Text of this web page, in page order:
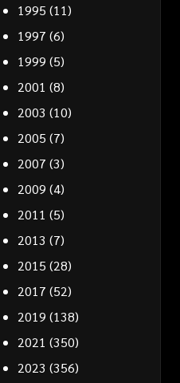
1995 (11)
1997 (6)
1999 (5)
2001 (8)
2003 (10)
2005 (7)
2007 (3)
2009 (4)
2011 (5)
2013 (7)
2015 (28)
2017 (52)
2019 (138)
2021 (350)
2023 (356)